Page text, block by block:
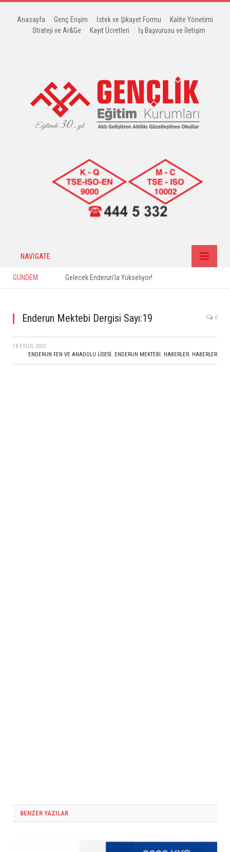
Anasayfa Genç Erişim İstek ve Şikayet Formu
Kalite Yönetimi
Strateji ve Ar&Ge
Kayıt Ücretleri İş Başvurusu ve İletişim
NAVIGATE
GÜNDEM: Gelecek Enderun’la Yükseliyor!
Enderun Mektebi Dergisi Sayı:19 0
18 EYLÜL 2022
ENDERUN FEN VE ANADOLU LISESI, ENDERUN MEKTEBI, HABERLER, HABERLER
BENZER YAZILAR